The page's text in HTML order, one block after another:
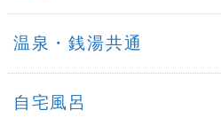
温泉・銭湯共通
自宅風呂